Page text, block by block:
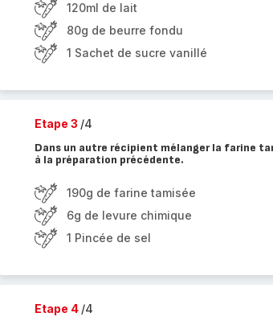
120ml de lait
80g de beurre fondu
1 Sachet de sucre vanillé
Etape 3 /4
Dans un autre récipient mélanger la farine
à la préparation précédente.
190g de farine tamisée
6g de levure chimique
1 Pincée de sel
Etape 4 /4